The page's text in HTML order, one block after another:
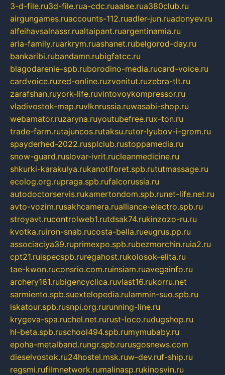
3-d-file.ru3d-file.rua-cdc.ruaalse.rua380club.ru
airgungames.ruaccounts-112.ruadler-jun.ruadonyev.ru
alfeihavsalnassr.rualtaipant.ruargentinamia.ru
aria-family.ruarkrym.ruashanet.rubelgorod-day.ru
bankaribi.rubandamn.rubigfatcc.ru
blagodarenie-spb.ruborodino-media.rucard-voice.ru
cardvoice.ruzed-online.ruzvonitut.ruzebra-tlt.ru
zarafshan.ruyork-life.ruvintovoykompressor.ru
vladivostok-map.ruvlknrussia.ruwasabi-shop.ru
webamator.ruzaryna.ruyoutubefree.rux-ton.ru
trade-farm.rutajuncos.rutaksu.rutor-lyubov-i-grom.ru
spayderhed-2022.rusplclub.rustoppamedia.ru
snow-guard.ruslovar-ivrit.rucleanmedicine.ru
shkurki-karakulya.rukanotiforet.spb.rututmassage.ru
ecolog.org.rupraga.spb.rufalcorussia.ru
autodoctorservis.rukamertondom.spb.runet-life.net.ru
avto-vozim.rusakhcamera.rualliance-electro.spb.ru
stroyavt.rucontrolweb1.rutdsak74.rukinzozo-ru.ru
kvotka.ruiron-snab.rucosta-bella.rueugrus.pp.ru
associaciya39.ruprimexpo.spb.rubezmorchin.ruia2.ru
cpt21.ruispecspb.ruregahost.rukolosok-elita.ru
tae-kwon.ruconsrio.com.ruinsiam.ruavegainfo.ru
archery161.rubigencyclica.ruvlast16.rukorru.net
sarmiento.spb.suextelopedia.rulammin-suo.spb.ru
iskatour.spb.rusnpi.org.rurunning-line.ru
krygeva-spa.ruchel.net.rurust-loco.rudugshop.ru
hl-beta.spb.ruschool494.spb.rumymubaby.ru
epoha-metalband.rungr.spb.rurusgosnews.com
dieselvostok.ru24hostel.msk.ruw-dev.ruf-ship.ru
regsmi.rufilmnetwork.rumalinasp.rukinosvin.ru